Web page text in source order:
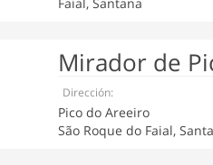
Mirador de
Dirección:
Pico do Areeiro
São Roque do Faial,